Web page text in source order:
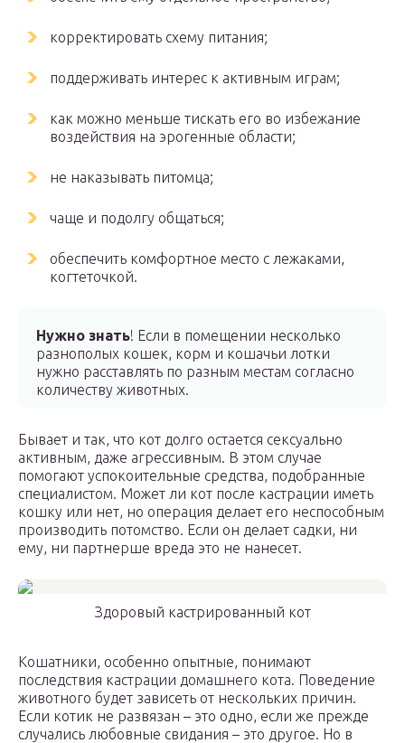
корректировать схему питания;
поддерживать интерес к активным играм;
как можно меньше тискать его во избежание
воздействия на эрогенные области;
не наказывать питомца;
чаще и подолгу общаться;
обеспечить комфортное место с лежаками,
когтеточкой.
Нужно знать! Если в помещении несколько
разнополых кошек, корм и кошачьи лотки
нужно расставлять по разным местам согласно
количеству животных.
Бывает и так, что кот долго остается сексуально
активным, даже агрессивным. В этом случае
помогают успокоительные средства, подобранные
специалистом. Может ли кот после кастрации иметь
кошку или нет, но операция делает его неспособным
производить потомство. Если он делает садки, ни
ему, ни партнерше вреда это не нанесет.
Здоровый кастрированный кот
Кошатники, особенно опытные, понимают
последствия кастрации домашнего кота. Поведение
животного будет зависеть от нескольких причин.
Если котик не развязан – это одно, если же прежде
случались любовные свидания – это другое. Но в